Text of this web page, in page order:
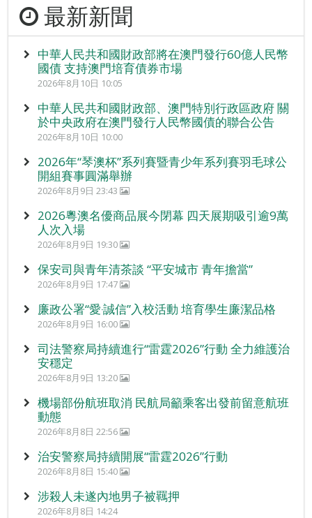
最新新聞
中華人民共和國財政部將在澳門發行60億人民幣
國債 支持澳門培育債券市場
2026年8月10日 10:05
中華人民共和國財政部、澳門特別行政區政府 關
於中央政府在澳門發行人民幣國債的聯合公告
2026年8月10日 10:00
2026年“琴澳杯”系列賽暨青少年系列賽羽毛球公
開組賽事圓滿舉辦
2026年8月9日 23:43
2026粵澳名優商品展今閉幕 四天展期吸引逾9萬
人次入場
2026年8月9日 19:30
保安司與青年清茶談 “平安城市 青年擔當”
2026年8月9日 17:47
廉政公署“愛‧誠信”入校活動 培育學生廉潔品格
2026年8月9日 16:00
司法警察局持續進行“雷霆2026”行動 全力維護治
安穩定
2026年8月9日 13:20
機場部份航班取消 民航局籲乘客出發前留意航班
動態
2026年8月8日 22:56
治安警察局持續開展“雷霆2026”行動
2026年8月8日 15:40
涉殺人未遂內地男子被羈押
2026年8月8日 14:24